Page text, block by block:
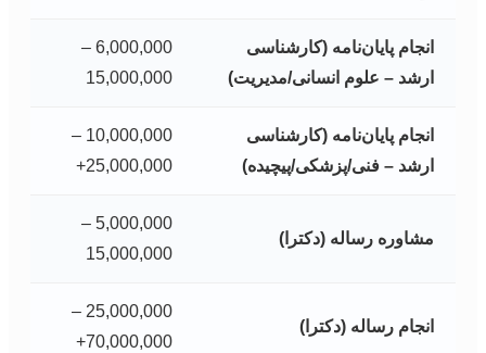
انجام پایان‌نامه (کارشناسی
ارشد – علوم انسانی/مدیریت)
6,000,000 –
15,000,000
انجام پایان‌نامه (کارشناسی
ارشد – فنی/پزشکی/پیچیده)
10,000,000 –
25,000,000+
مشاوره رساله (دکترا)
5,000,000 –
15,000,000
انجام رساله (دکترا)
25,000,000 –
70,000,000+